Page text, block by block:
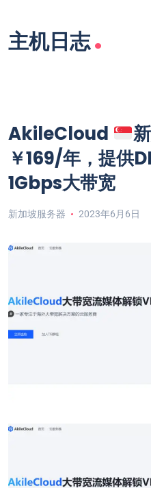
主机日志.
AkileCloud
￥169/年，提供
1Gbps大带宽
新加坡服务器 2023年6月6日